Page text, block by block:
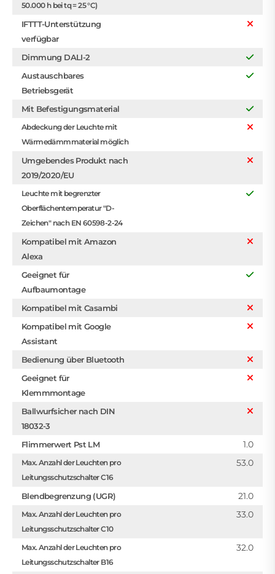
50.000 h bei tq = 25 °C)
IFTTT-Unterstützung
verfügbar
Dimmung DALI-2
Austauschbares
Betriebsgerät
Mit Befestigungsmaterial
Abdeckung der Leuchte mit
Wärmedämmmaterial möglich
Umgebendes Produkt nach
2019/2020/EU
Leuchte mit begrenzter
Oberflächentemperatur "D-
Zeichen" nach EN 60598-2-24
Kompatibel mit Amazon
Alexa
Geeignet für
Aufbaumontage
Kompatibel mit Casambi
Kompatibel mit Google
Assistant
Bedienung über Bluetooth
Geeignet für
Klemmmontage
Ballwurfsicher nach DIN
18032-3
Flimmerwert Pst LM
1.0
Max. Anzahl der Leuchten pro
Leitungsschutzschalter C16
53.0
Blendbegrenzung (UGR) 21.0
Max. Anzahl der Leuchten pro
Leitungsschutzschalter C10
33.0
Max. Anzahl der Leuchten pro
Leitungsschutzschalter B16
32.0